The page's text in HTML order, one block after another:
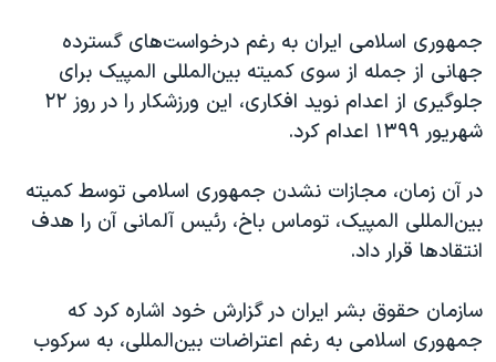
جمهوری اسلامی ایران به رغم درخواست‌های گسترده
جهانی از جمله از سوی کمیته بین‌المللی المپیک برای
جلوگیری از اعدام نوید افکاری، این ورزشکار را در روز ۲۲
شهریور ۱۳۹۹ اعدام کرد.
در آن زمان، مجازات نشدن جمهوری اسلامی توسط کمیته
بین‌المللی المپیک، توماس باخ، رئیس آلمانی آن را هدف
انتقادها قرار داد.
سازمان حقوق بشر ایران در گزارش خود اشاره کرد که
جمهوری اسلامی به رغم اعتراضات بین‌المللی، به سرکوب